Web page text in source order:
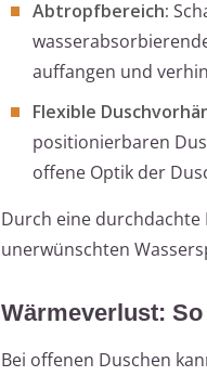
Abtropfbereich:
auffangen und
Flexible
positionierbaren
offene Optik der
Durch eine durchdachte
unerwünschten
Wärmeverlust:
Bei offenen Duschen